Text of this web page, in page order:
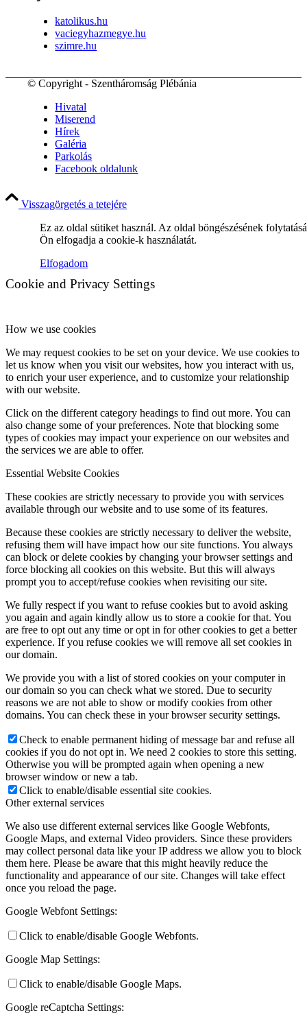
katolikus.hu
vaciegyhazmegye.hu
szimre.hu
© Copyright - Szentháromság Plébánia
Hivatal
Miserend
Hírek
Galéria
Parkolás
Facebook oldalunk
Visszagörgetés a tetejére
Ez az oldal sütiket használ. Az oldal böngészésének
Ön elfogadja a cookie-k használatát.
Elfogadom
Cookie and Privacy Settings
How we use cookies
We may request cookies to be set on your device. We use cookies to
let us know when you visit our websites, how you interact with us,
to enrich your user experience, and to customize your relationship
with our website.
Click on the different category headings to find out more. You can
also change some of your preferences. Note that blocking some
types of cookies may impact your experience on our websites and
the services we are able to offer.
Essential Website Cookies
These cookies are strictly necessary to provide you with services
available through our website and to use some of its features.
Because these cookies are strictly necessary to deliver the website,
refusing them will have impact how our site functions. You always
can block or delete cookies by changing your browser settings and
force blocking all cookies on this website. But this will always
prompt you to accept/refuse cookies when revisiting our site.
We fully respect if you want to refuse cookies but to avoid asking
you again and again kindly allow us to store a cookie for that. You
are free to opt out any time or opt in for other cookies to get a better
experience. If you refuse cookies we will remove all set cookies in
our domain.
We provide you with a list of stored cookies on your computer in
our domain so you can check what we stored. Due to security
reasons we are not able to show or modify cookies from other
domains. You can check these in your browser security settings.
Check to enable permanent hiding of message bar and refuse all
cookies if you do not opt in. We need 2 cookies to store this setting.
Otherwise you will be prompted again when opening a new
browser window or new a tab.
Click to enable/disable essential site cookies.
Other external services
We also use different external services like Google Webfonts,
Google Maps, and external Video providers. Since these providers
may collect personal data like your IP address we allow you to block
them here. Please be aware that this might heavily reduce the
functionality and appearance of our site. Changes will take effect
once you reload the page.
Google Webfont Settings:
Click to enable/disable Google Webfonts.
Google Map Settings:
Click to enable/disable Google Maps.
Google reCaptcha Settings: